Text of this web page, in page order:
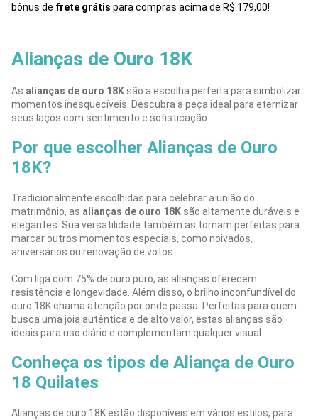
bônus de frete grátis para compras acima de R$ 179,00!
Alianças de Ouro 18K
As alianças de ouro 18K são a escolha perfeita para simbolizar
momentos inesquecíveis. Descubra a peça ideal para eternizar
seus laços com sentimento e sofisticação.
Por que escolher Alianças de Ouro
18K?
Tradicionalmente escolhidas para celebrar a união do
matrimônio, as alianças de ouro 18K são altamente duráveis e
elegantes. Sua versatilidade também as tornam perfeitas para
marcar outros momentos especiais, como noivados,
aniversários ou renovação de votos.
Com liga com 75% de ouro puro, as alianças oferecem
resistência e longevidade. Além disso, o brilho inconfundível do
ouro 18K chama atenção por onde passa. Perfeitas para quem
busca uma joia autêntica e de alto valor, estas alianças são
ideais para uso diário e complementam qualquer visual.
Conheça os tipos de Aliança de Ouro
18 Quilates
Alianças de ouro 18K estão disponíveis em vários estilos, para